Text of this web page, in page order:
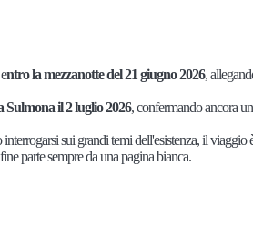
ntro la mezzanotte del 21 giugno 2026,
Sulmona il 2 luglio 2026, confermando ancora
sui grandi temi dell'esistenza, il
parte sempre da una pagina bianca.